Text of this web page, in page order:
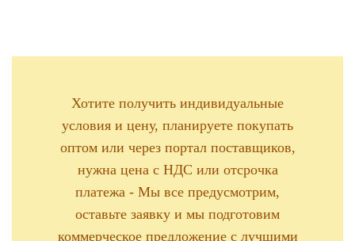
Хотите получить индивидуальные
условия и цену, планируете покупать
оптом или через портал поставщиков,
нужна цена с НДС или отсрочка
платежа - Мы все предусмотрим,
оставьте заявку и мы подготовим
коммерческое предложение с лучшими